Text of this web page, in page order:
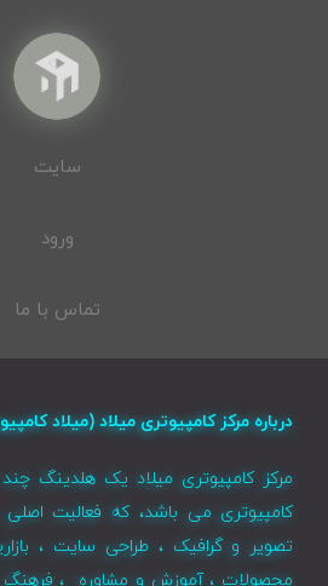
سایت
ورود
تماس با ما
درباره مرکز کامپیوتری میلاد (میلاد
مرکز کامپیوتری میلاد یک هلدینگ
کامپیوتری می باشد، که فعالیت
تصویر و گرافیک ، طراحی سایت ،
محصولات ، آموزش و مشاوره ، فرهنگ